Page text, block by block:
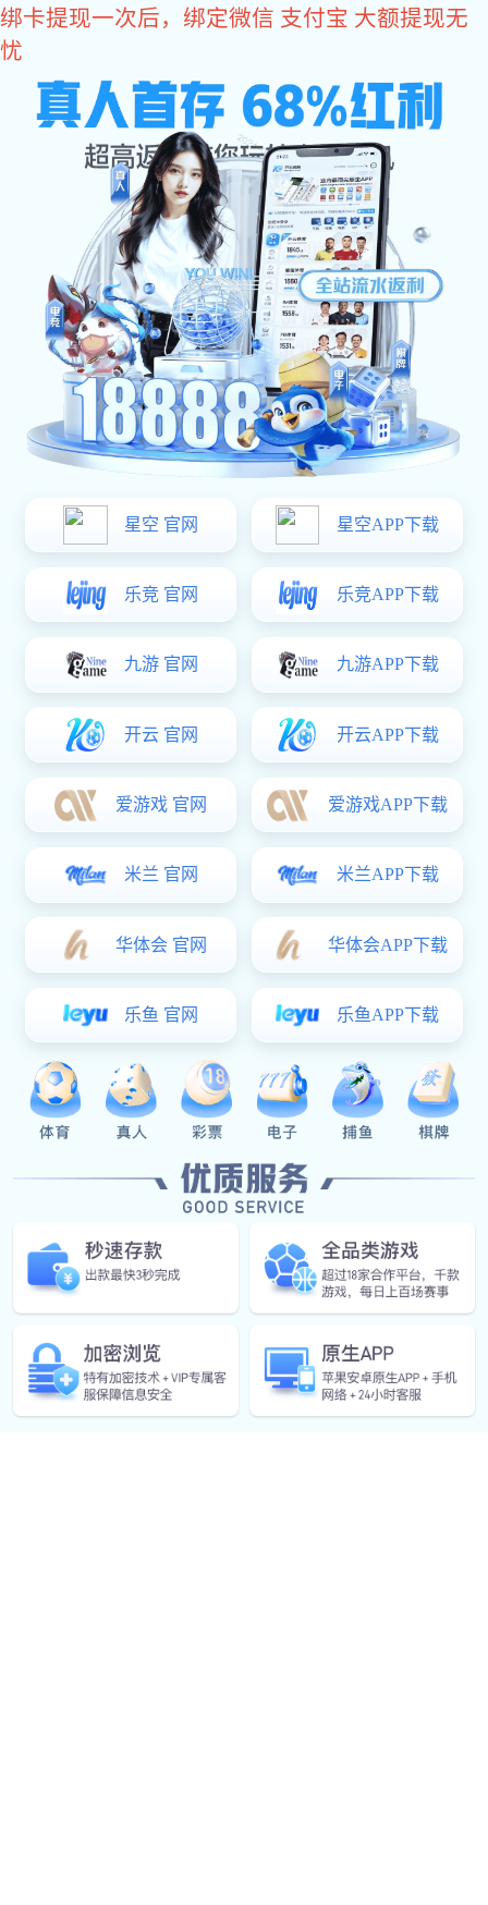
龙8头号玩家
Контакт өчен мәгълүмат
龙8头号玩家:Контакт өчен
мәгълүмат
龙8头号玩家:Онлайн
рекрутинг
龙8头号玩
家:Инвестицияләрне алга
җибәрү
Онлайн завод тикшерүе
Шанхай Quanyi Pump Industry
(Group) Co., Ltd.